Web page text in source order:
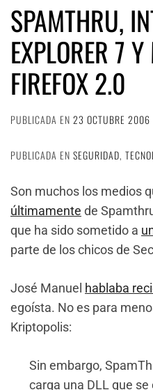
SPAMTHRU,
EXPLORER 7
FIREFOX 2.0
PUBLICADA EN 23 OCTUBRE 2006
PUBLICADA EN SEGURIDAD,
Son muchos los medios
últimamente de
que ha sido sometido a
parte de los chicos de
José Manuel hablaba
egoísta. No es para
Kriptopolis:
Sin embargo,
carga una DLL que